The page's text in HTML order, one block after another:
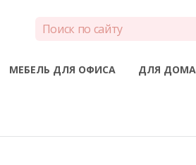
МЕБЕЛЬ ДЛЯ ОФИСА ДЛЯ ДОМА